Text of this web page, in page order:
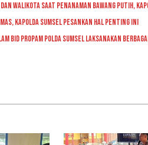
Walikota Saat Penanaman Bawang Putih,
Kapolda Sumsel Pesankan Hal Penting Ini
Bid Propam Polda Sumsel Laksanakan